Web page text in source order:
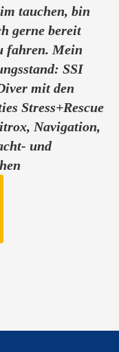
tauchen, bin
gerne bereit
fahren. Mein
SSI
mit den
Stress+Rescue
Navigation,
und